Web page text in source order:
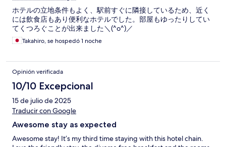
ホテルの立地条件もよく、駅前すぐに隣接しているため、近く
には飲食店もあり便利なホテルでした。部屋もゆったりしてい
てくつろぐことが出来ました＼(^o^)／
Takahiro, se hospedó 1 noche
Opinión verificada
10/10 Excepcional
15 de julio de 2025
Traducir con Google
Awesome stay as expected
Awesome stay! It’s my third time staying with this hotel chain.